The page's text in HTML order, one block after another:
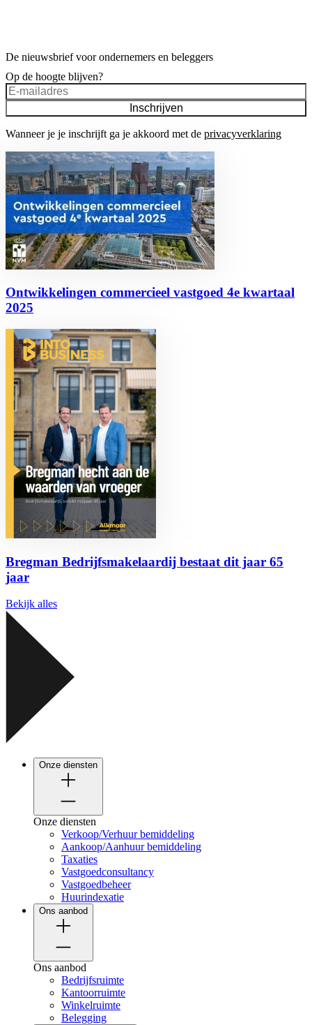
De nieuwsbrief voor ondernemers en beleggers
Op de hoogte blijven?
Inschrijven
Wanneer je je inschrijft ga je akkoord met de privacyverklaring
Ontwikkelingen commercieel vastgoed 4e kwartaal
2025
Bregman Bedrijfsmakelaardij bestaat dit jaar 65
jaar
Bekijk alles
Onze diensten
Onze diensten
Verkoop/Verhuur bemiddeling
Aankoop/Aanhuur bemiddeling
Taxaties
Vastgoedconsultancy
Vastgoedbeheer
Huurindexatie
Ons aanbod
Ons aanbod
Bedrijfsruimte
Kantoorruimte
Winkelruimte
Belegging